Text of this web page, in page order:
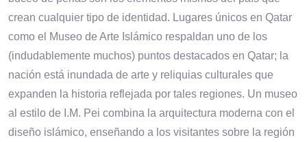
crean cualquier tipo de identidad. Lugares únicos en Qatar
como el Museo de Arte Islámico respaldan uno de los
(indudablemente muchos) puntos destacados en Qatar; la
nación está inundada de arte y reliquias culturales que
expanden la historia reflejada por tales regiones. Un museo
al estilo de I.M. Pei combina la arquitectura moderna con el
diseño islámico, enseñando a los visitantes sobre la región